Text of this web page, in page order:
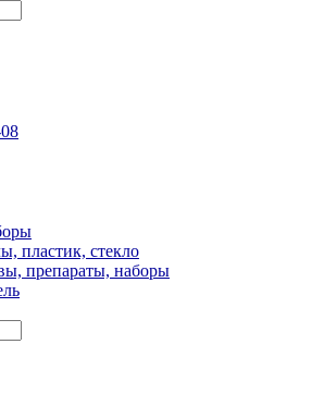
пластик, стекло
препараты, наборы